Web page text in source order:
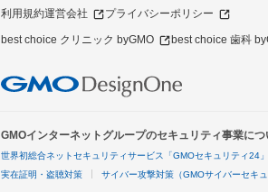
利用規約運営会社 プライバシーポリシー
best choice クリニック byGMO best choice 歯科
GMOインターネットグループのセキュリティ事業につ
世界初総合ネットセキュリティサービス「GMOセキュリティ24」
実在証明・盗聴対策 サイバー攻撃対策（GMOサイバーセキ